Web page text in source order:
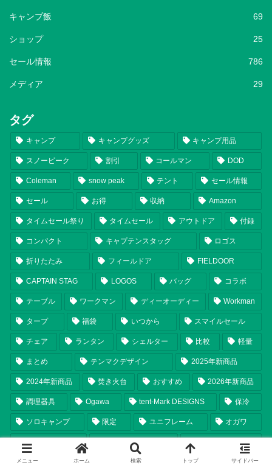
キャンプ飯 69
ショップ 25
セール情報 786
メディア 29
タグ
キャンプ キャンプグッズ キャンプ用品
スノーピーク 割引 コールマン DOD
Coleman snow peak テント セール情報
セール お得 収納 Amazon
タイムセール祭り タイムセール アウトドア 付録
コンパクト キャプテンスタッグ ロゴス
折りたたみ フィールドア FIELDOOR
CAPTAIN STAG LOGOS バッグ コラボ
テーブル ワークマン ディーオーディー Workman
タープ 福袋 いつから スマイルセール
チェア ランタン シェルター 比較 軽量
まとめ テンマクデザイン 2025年新商品
2024年新商品 焚き火台 おすすめ 2026年新商品
調理器具 Ogawa tent-Mark DESIGNS 保冷
ソロキャンプ 限定 ユニフレーム オガワ
2026年 UNIFLAME
メニュー ホーム 検索 トップ サイドバー